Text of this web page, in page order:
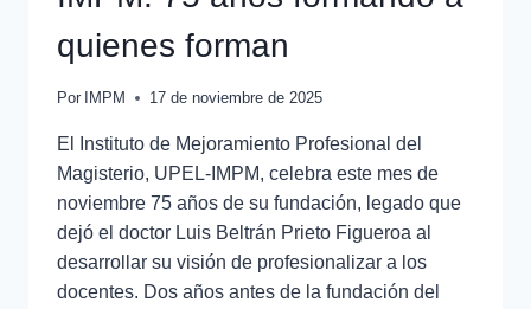
quienes forman
Por IMPM 17 de noviembre de 2025
El Instituto de Mejoramiento Profesional del
Magisterio, UPEL-IMPM, celebra este mes de
noviembre 75 años de su fundación, legado que
dejó el doctor Luis Beltrán Prieto Figueroa al
desarrollar su visión de profesionalizar a los
docentes. Dos años antes de la fundación del